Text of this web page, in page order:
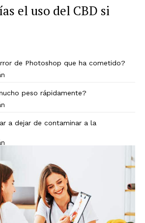
el uso del CBD si
de Photoshop que ha cometido?
peso rápidamente?
a dejar de contaminar a la